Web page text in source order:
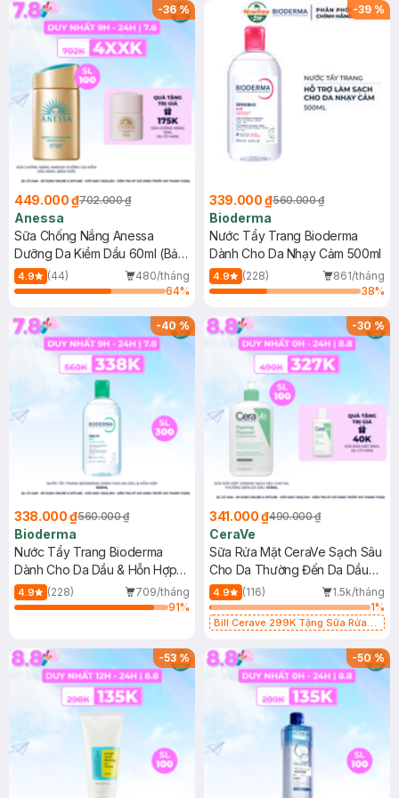
SPF 50+ 20ml (SL Có Hạn)
(SL có hạn)
-36%
449.000 ₫702.000 ₫
Anessa
Sữa Chống Nắng Anessa
Dưỡng Da Kiềm Dầu 60ml (Bản
Mới)
4.9 (44)
480/tháng
64%
-39 %
339.000 ₫560.000 ₫
Bioderma
Nước Tẩy Trang Bioderma
Dành Cho Da Nhạy Cảm 500ml
4.9 (228)
861/tháng
38%
-40%
338.000 ₫560.000 ₫
Bioderma
Nước Tẩy Trang Bioderma
Dành Cho Da Dầu & Hỗn Hợp
500ml
4.9 (228)
709/tháng
91%
-30%
341.000 ₫490.000 ₫
CeraVe
Sữa Rửa Mặt CeraVe Sạch Sâu
Cho Da Thường Đến Da Dầu
473ml
4.9 (116)
1.5k/tháng
1%
Bill Cerave 299K Tặng Sữa Rửa
-53% -50%